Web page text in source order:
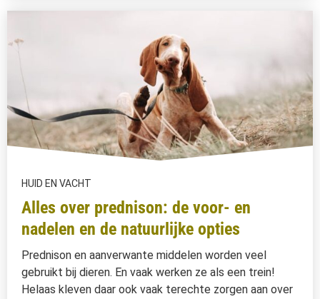
HUID EN VACHT
Alles over prednison: de voor- en
nadelen en de natuurlijke opties
Prednison en aanverwante middelen worden veel
gebruikt bij dieren. En vaak werken ze als een trein!
Helaas kleven daar ook vaak terechte zorgen aan over